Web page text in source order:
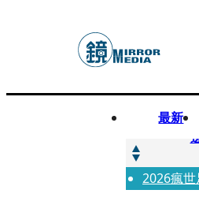
最新
快訊
快訊
2026瘋世